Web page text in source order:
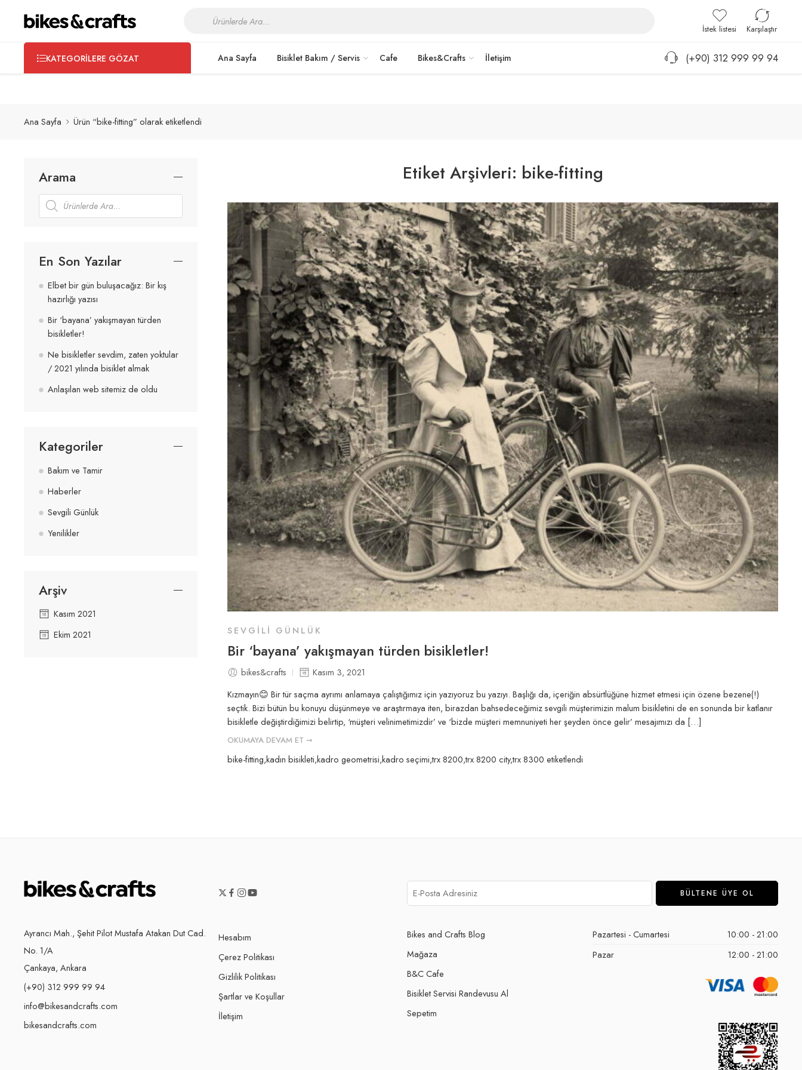
Bisikletinizin bakım ve servis işlemleri için Giriş / Kayıt
İstek listesi Karşılaştır
KATEGORILERE GÖZAT Ana Sayfa Bisiklet Bakım / Servis Cafe Bikes&Crafts İletişim (+90) 312 999 99 94
Ana Sayfa Ürün “bike-fitting” olarak etiketlendi
Etiket Arşivleri: bike-fitting
SEVGILI GÜNLÜK
Bir ‘bayana’ yakışmayan türden bisikletler!
bikes&crafts
Kasım 3, 2021
Kızmayın😊 Bir tür saçma ayrımı anlamaya çalıştığımız için yazıyoruz bu yazıyı. Başlığı da, içeriğin absürtlüğüne hizmet etmesi için özene bezene(!)
seçtik. Bizi bütün bu konuyu düşünmeye ve araştırmaya iten, birazdan bahsedeceğimiz sevgili müşterimizin malum bisikletini de en sonunda bir katlanır
bisikletle değiştirdiğimizi belirtip, ‘müşteri velinimetimizdir’ ve ‘bizde müşteri memnuniyeti her şeyden önce gelir’ mesajımızı da […]
OKUMAYA DEVAM ET ➞
bike-fitting,kadın bisikleti,kadro geometrisi,kadro seçimi,trx 8200,trx 8200 city,trx 8300 etiketlendi
Arama
En Son Yazılar
Elbet bir gün buluşacağız: Bir kış
hazırlığı yazısı
Bir ‘bayana’ yakışmayan türden
bisikletler!
Ne bisikletler sevdim, zaten yoktular
/ 2021 yılında bisiklet almak
Anlaşılan web sitemiz de oldu
Kategoriler
Bakım ve Tamir
Haberler
Sevgili Günlük
Yenilikler
Arşiv
Kasım 2021
Ekim 2021
Ayrancı Mah., Şehit Pilot Mustafa Atakan Dut Cad.
No. 1/A
Çankaya, Ankara
(+90) 312 999 99 94
info@bikesandcrafts.com
bikesandcrafts.com
Hesabım
Çerez Politikası
Gizlilik Politikası
Şartlar ve Koşullar
İletişim
Bikes and Crafts Blog
Mağaza
B&C Cafe
Bisiklet Servisi Randevusu Al
Sepetim
Pazartesi - Cumartesi
10:00 - 21:00
Pazar
12:00 - 21:00